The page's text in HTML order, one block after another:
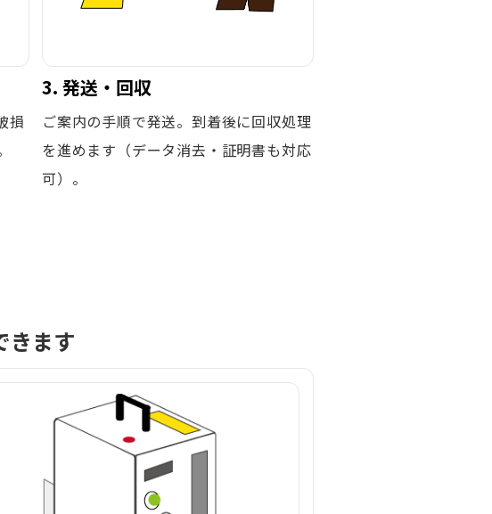
損
3. 発送・回収
ご案内の手順で発送。到着後に回収処理
を進めます（データ消去・証明書も対応
可）。
きます